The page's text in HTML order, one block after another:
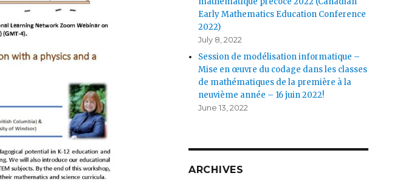
Early Mathematics Education Conference
2022)
July 8, 2022
Session de modélisation informatique –
Mise en œuvre du codage dans les classes
de mathématiques de la première à la
neuvième année – 16 juin 2022!
June 13, 2022
ARCHIVES